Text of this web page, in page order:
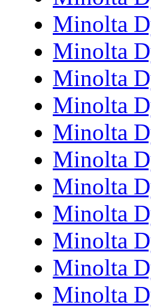
Minolta
Minolta
Minolta
Minolta
Minolta
Minolta
Minolta
Minolta
Minolta
Minolta
Minolta